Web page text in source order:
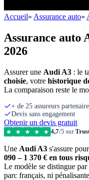
Accueil» Assurance auto»
Assurance auto
2026
Assurer une Audi A3 : le
choisie, votre historique
La comparaison reste le
+ de 25 assureurs
Devis sans engagement
Obtenir un devis gratuit
★ ★ ★ ★ ★ 4,7/5 sur
Une Audi A3 s'assure
090 – 1 370 € en tous
Le modèle se distingue
parc français, ni